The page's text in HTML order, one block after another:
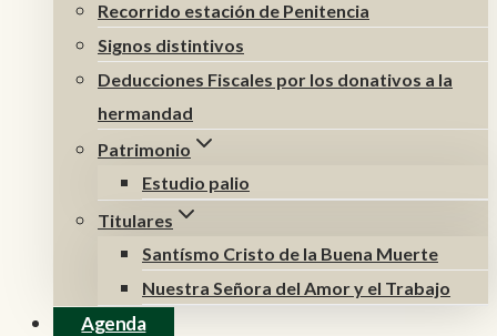
Recorrido estación de Penitencia
Signos distintivos
Deducciones Fiscales por los donativos a la
hermandad
Patrimonio
Estudio palio
Titulares
Santísmo Cristo de la Buena Muerte
Nuestra Señora del Amor y el Trabajo
Agenda